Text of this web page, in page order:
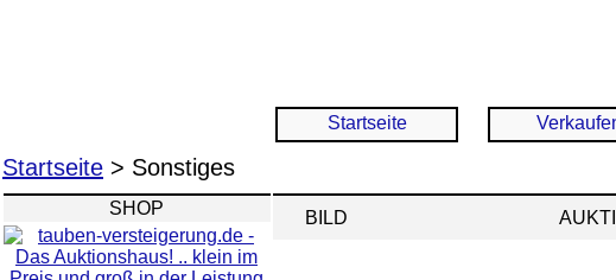
Startseite
Startseite > Sonstiges
SHOP BILD